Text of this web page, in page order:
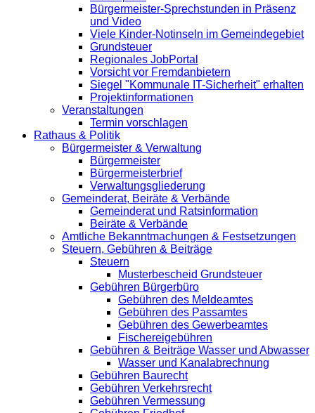
Bürgermeister-Sprechstunden in Präsenz
und Video
Viele Kinder-Notinseln im Gemeindegebiet
Grundsteuer
Regionales JobPortal
Vorsicht vor Fremdanbietern
Siegel "Kommunale IT-Sicherheit" erhalten
Projektinformationen
Veranstaltungen
Termin vorschlagen
Rathaus & Politik
Bürgermeister & Verwaltung
Bürgermeister
Bürgermeisterbrief
Verwaltungsgliederung
Gemeinderat, Beiräte & Verbände
Gemeinderat und Ratsinformation
Beiräte & Verbände
Amtliche Bekanntmachungen & Festsetzungen
Steuern, Gebühren & Beiträge
Steuern
Musterbescheid Grundsteuer
Gebühren Bürgerbüro
Gebühren des Meldeamtes
Gebühren des Passamtes
Gebühren des Gewerbeamtes
Fischereigebühren
Gebühren & Beiträge Wasser und Abwasser
Wasser und Kanalabrechnung
Gebühren Baurecht
Gebühren Verkehrsrecht
Gebühren Vermessung